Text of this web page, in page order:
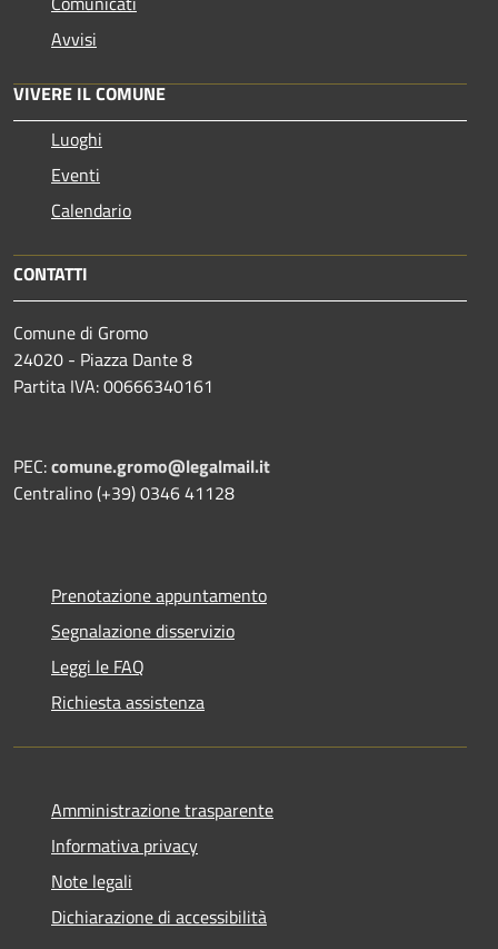
Avvisi
VIVERE IL COMUNE
Luoghi
Eventi
Calendario
CONTATTI
Comune di Gromo
24020 - Piazza Dante 8
Partita IVA: 00666340161
PEC:comune.gromo@legalmail.it
Centralino (+39) 0346 41128
Prenotazione appuntamento
Segnalazione disservizio
Leggi le FAQ
Richiesta assistenza
Amministrazione trasparente
Informativa privacy
Note legali
Dichiarazione di accessibilità